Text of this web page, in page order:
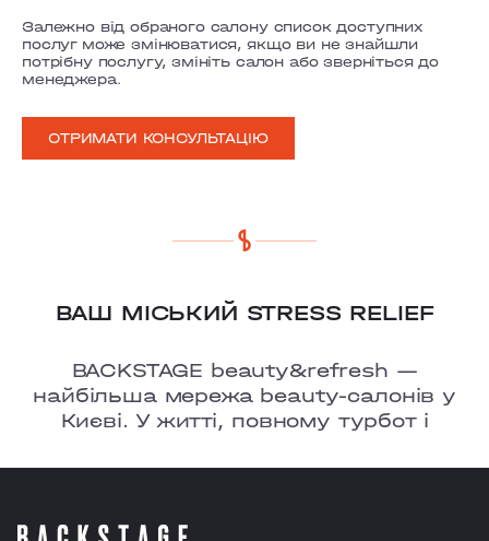
Залежно від обраного салону список доступних
послуг може змінюватися, якщо ви не знайшли
потрібну послугу, змініть салон або зверніться до
менеджера.
ОТРИМАТИ КОНСУЛЬТАЦІЮ
ВАШ МІСЬКИЙ STRESS RELIEF
BACKSTAGE beauty&refresh —
найбільша мережа beauty-салонів у
Києві. У житті, повному турбот і
де є можливість перезавантажитися